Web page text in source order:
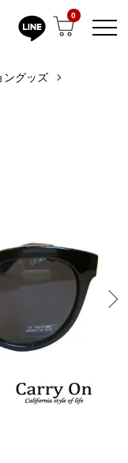
0
ングッズ